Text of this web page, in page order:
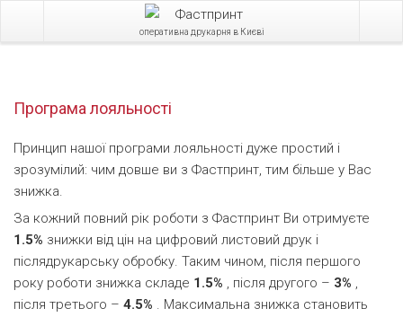
оперативна друкарня в Києві
Програма лояльності
Принцип нашої програми лояльності дуже простий і
зрозумілий: чим довше ви з Фастпринт, тим більше у Вас
знижка.
За кожний повний рік роботи з Фастпринт Ви отримуєте
1.5% знижки від цін на цифровий листовий друк і
післядрукарську обробку. Таким чином, після першого
року роботи знижка складе 1.5% , після другого – 3% ,
після третього – 4.5% . Максимальна знижка становить